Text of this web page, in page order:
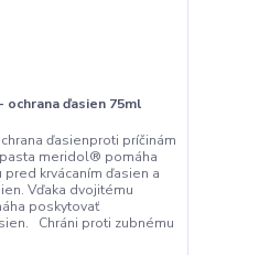
ochrana ďasien 75ml
ďasienproti príčinám
meridol® pomáha
pred krvácaním ďasien a
Vďaka dvojitému
poskytovať
Chráni proti zubnému